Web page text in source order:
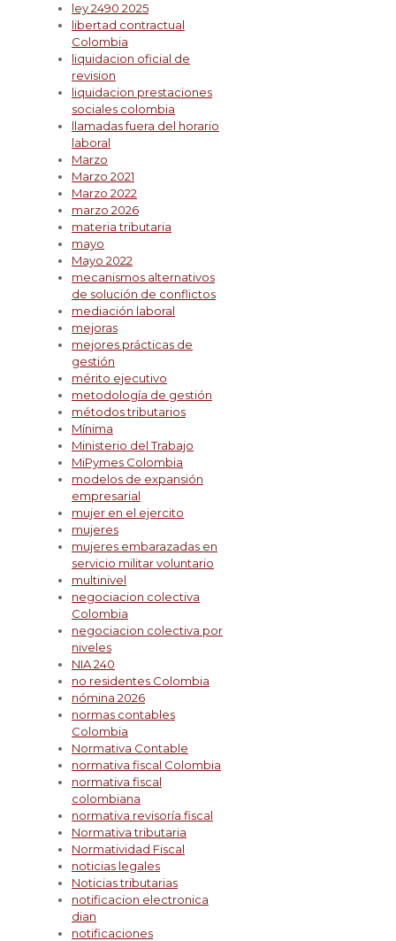
ley 2490 2025
libertad contractual
Colombia
liquidacion oficial de
revision
liquidacion prestaciones
sociales colombia
llamadas fuera del horario
laboral
Marzo
Marzo 2021
Marzo 2022
marzo 2026
materia tributaria
mayo
Mayo 2022
mecanismos alternativos
de solución de conflictos
mediación laboral
mejoras
mejores prácticas de
gestión
mérito ejecutivo
metodología de gestión
métodos tributarios
Mínima
Ministerio del Trabajo
MiPymes Colombia
modelos de expansión
empresarial
mujer en el ejercito
mujeres
mujeres embarazadas en
servicio militar voluntario
multinivel
negociacion colectiva
Colombia
negociacion colectiva por
niveles
NIA 240
no residentes Colombia
nómina 2026
normas contables
Colombia
Normativa Contable
normativa fiscal Colombia
normativa fiscal
colombiana
normativa revisoría fiscal
Normativa tributaria
Normatividad Fiscal
noticias legales
Noticias tributarias
notificacion electronica
dian
notificaciones